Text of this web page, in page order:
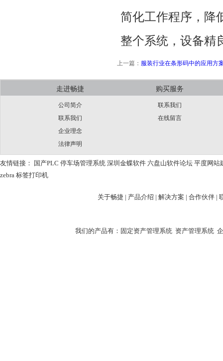
简化工作程序，降
整个系统，设备精
上一篇： 服装行业在条形码中的应用方
走进畅捷
公司简介
联系我们
企业理念
法律声明
购买服务
联系我们
在线留言
友情链接： 国产PLC 停车场管理系统 深圳金蝶软件 六盘山软件论坛 平度网站
zebra 标签打印机
关于畅捷 | 产品介绍 | 解决方案 | 合作伙伴 |
我们的产品有： 固定资产管理系统 资产管理系统